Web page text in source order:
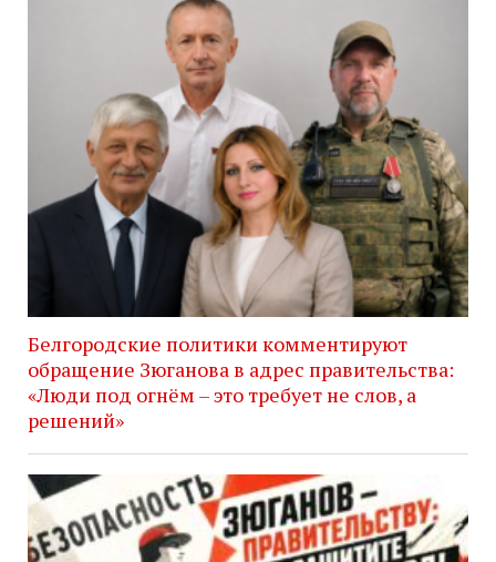
Белгородские политики комментируют
обращение Зюганова в адрес правительства:
«Люди под огнём – это требует не слов, а
решений»